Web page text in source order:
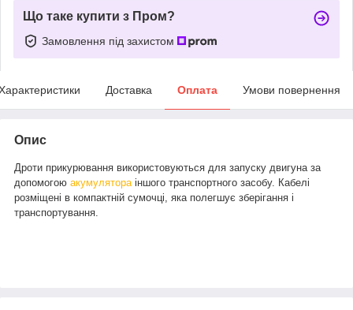
Що таке купити з Пром?
Замовлення під захистом
Доставка Оплата Умови повернення
Опис
Дроти прикурювання використовуються для запуску двигуна за
допомогою акумулятора іншого транспортного засобу. Кабелі
розміщені в компактній сумочці, яка полегшує зберігання і
транспортування.